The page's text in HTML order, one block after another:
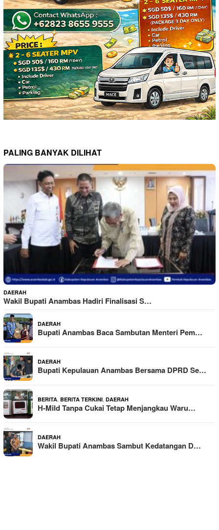
PALING BANYAK DILIHAT
DAERAH
Wakil Bupati Anambas Hadiri Finalisasi S…
DAERAH
Bupati Anambas Baca Sambutan Menteri Pem…
DAERAH
Bupati Kepulauan Anambas Bersama DPRD Se…
BERITA BERITA TERKINI DAERAH
H-Mild Tanpa Cukai Tetap Menjangkau Waru…
DAERAH
Wakil Bupati Anambas Sambut Kedatangan D…